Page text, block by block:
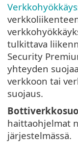
tulkittava
Security
yhteyden
verkkoon tai
suojaus.
haittaohjelmat
järjestelmässä.